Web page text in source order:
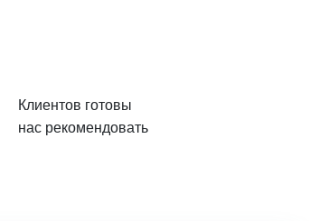
Клиентов готовы
нас рекомендовать